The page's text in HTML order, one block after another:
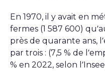
En 1970, il y avait en
fermes (1 587 600)
près de quarante ans,
par trois : (7,5 % de
% en 2022, selon